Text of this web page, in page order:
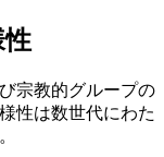
宗教的グループの
性は数世代にわた